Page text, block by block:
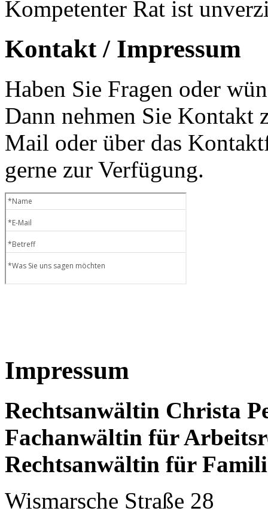
Kompetenter Rat ist
Kontakt / Impressum
Haben Sie Fragen oder
Dann nehmen Sie Kontakt
Mail oder über das
gerne zur Verfügung.
Impressum
Rechtsanwältin Christa
Fachanwältin für
Rechtsanwältin für
Wismarsche Straße 28